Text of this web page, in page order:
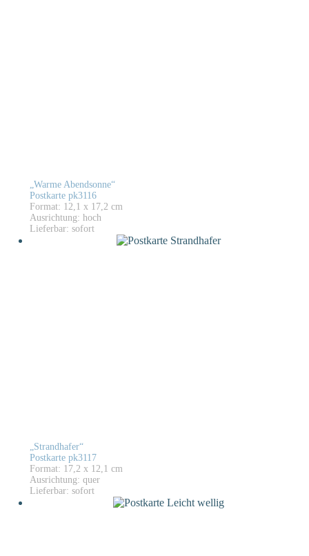
„Warme Abendsonne“
Postkarte pk3116
Format: 12,1 x 17,2 cm
Ausrichtung: hoch
Lieferbar: sofort
„Strandhafer“
Postkarte pk3117
Format: 17,2 x 12,1 cm
Ausrichtung: quer
Lieferbar: sofort